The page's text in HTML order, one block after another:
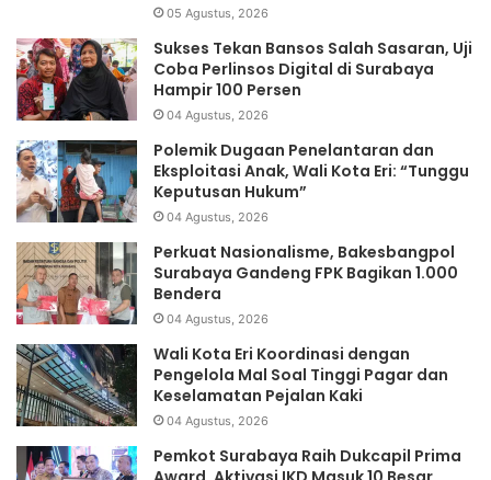
05 Agustus, 2026
Sukses Tekan Bansos Salah Sasaran, Uji
Coba Perlinsos Digital di Surabaya
Hampir 100 Persen
04 Agustus, 2026
Polemik Dugaan Penelantaran dan
Eksploitasi Anak, Wali Kota Eri: “Tunggu
Keputusan Hukum”
04 Agustus, 2026
Perkuat Nasionalisme, Bakesbangpol
Surabaya Gandeng FPK Bagikan 1.000
Bendera
04 Agustus, 2026
Wali Kota Eri Koordinasi dengan
Pengelola Mal Soal Tinggi Pagar dan
Keselamatan Pejalan Kaki
04 Agustus, 2026
Pemkot Surabaya Raih Dukcapil Prima